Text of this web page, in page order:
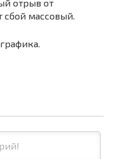
отрыв от
массовый.